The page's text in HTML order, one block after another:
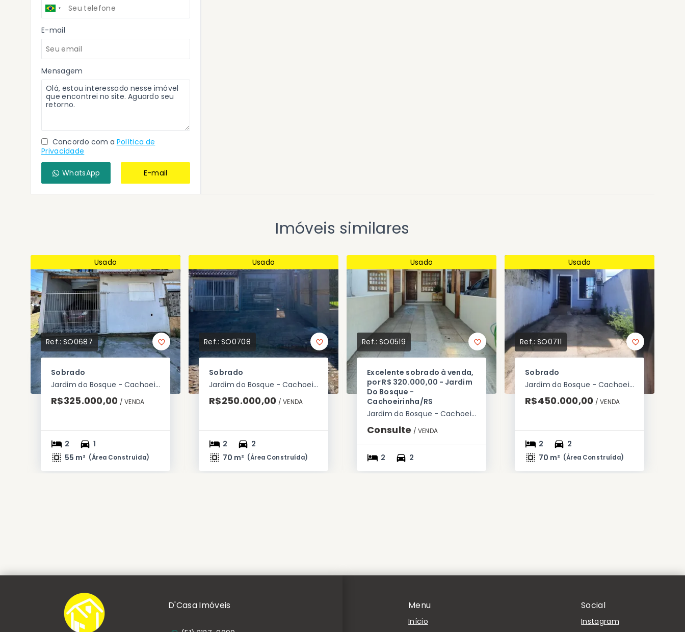
E-mail
Mensagem
Concordo com a Política de
Privacidade
WhatsApp E-mail
Imóveis similares
Usado
Ref.:SO0687
Sobrado
Jardim do Bosque - Cachoeirinha/RS
R$325.000,00 / VENDA
2
1
55 m² (Área Construída)
Usado
Ref.:SO0708
Sobrado
Jardim do Bosque - Cachoeirinha/RS
R$250.000,00 / VENDA
2
2
70 m² (Área Construída)
Usado
Ref.:SO0519
Excelente sobrado à venda,
por R$ 320.000,00 - Jardim
Do Bosque -
Cachoeirinha/RS
Jardim do Bosque - Cachoeirinha/RS
Consulte / VENDA
2 2
Usado
Ref.:SO0711
Sobrado
Jardim do Bosque - Cachoeirinha/RS
R$450.000,00 / VENDA
2
2
70 m² (Área Construída)
Menu
Início
Social
Instagram
D'Casa Imóveis